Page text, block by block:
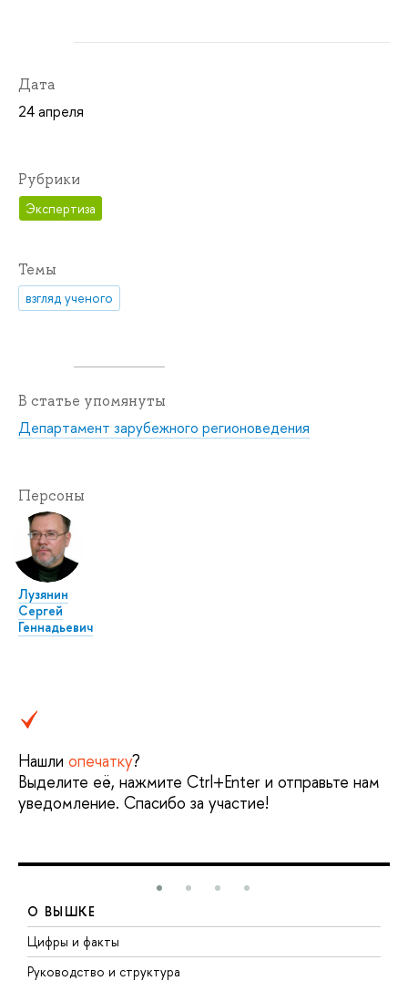
Дата
24 апреля
Рубрики
Экспертиза
Темы
взгляд ученого
В статье упомянуты
Департамент зарубежного регионоведения
Персоны
Лузянин
Сергей
Геннадьевич
Нашли опечатку?
Выделите её, нажмите Ctrl+Enter и отправьте нам
уведомление. Спасибо за участие!
О ВЫШКЕ
Цифры и факты
Руководство и структура